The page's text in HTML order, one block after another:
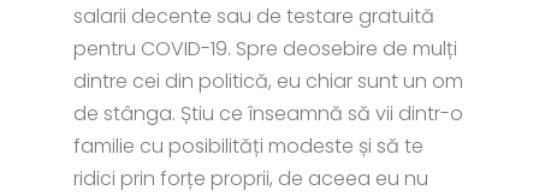
salarii decente sau de testare gratuită
pentru COVID-19. Spre deosebire de mulți
dintre cei din politică, eu chiar sunt un om
de stânga. Știu ce înseamnă să vii dintr-o
familie cu posibilități modeste și să te
ridici prin forțe proprii, de aceea eu nu